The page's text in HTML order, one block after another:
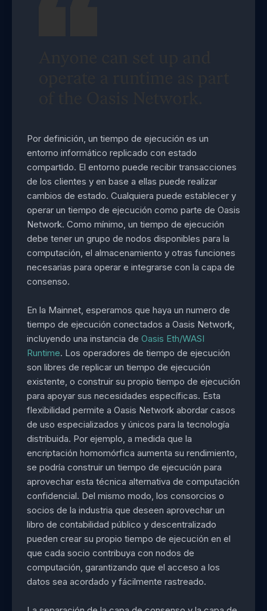
Por definición, un tiempo de ejecución es un
entorno informático replicado con estado
compartido. El entorno puede recibir transacciones
de los clientes y en base a ellas puede realizar
cambios de estado. Cualquiera puede establecer y
operar un tiempo de ejecución como parte de Oasis
Network. Como mínimo, un tiempo de ejecución
debe tener un grupo de nodos disponibles para la
computación, el almacenamiento y otras funciones
necesarias para operar e integrarse con la capa de
consenso.
En la Mainnet, esperamos que haya un numero de
tiempo de ejecución conectados a Oasis Network,
incluyendo una instancia de Oasis Eth/WASI
Runtime. Los operadores de tiempo de ejecución
son libres de replicar un tiempo de ejecución
existente, o construir su propio tiempo de ejecución
para apoyar sus necesidades específicas. Esta
flexibilidad permite a Oasis Network abordar casos
de uso especializados y únicos para la tecnología
distribuida. Por ejemplo, a medida que la
encriptación homomórfica aumenta su rendimiento,
se podría construir un tiempo de ejecución para
aprovechar esta técnica alternativa de computación
confidencial. Del mismo modo, los consorcios o
socios de la industria que deseen aprovechar un
libro de contabilidad público y descentralizado
pueden crear su propio tiempo de ejecución en el
que cada socio contribuya con nodos de
computación, garantizando que el acceso a los
datos sea acordado y fácilmente rastreado.